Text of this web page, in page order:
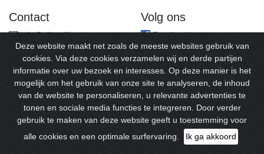
Contact
info@alleveilingen.net
Volg ons
Facebook
© 2026Alleveilingen.Alle rechten voorbehouden.
Deze website maakt net zoals de meeste websites gebruik van
cookies. Via deze cookies verzamelen wij en derde partijen
informatie over uw bezoek en interesses. Op deze manier is het
mogelijk om het gebruik van onze site te analyseren, de inhoud
van de website te personaliseren, u relevante advertenties te
tonen en sociale media functies te integreren. Door verder
gebruik te maken van deze website geeft u toestemming voor
alle cookies en een optimale surfervaring.
Ik ga akkoord